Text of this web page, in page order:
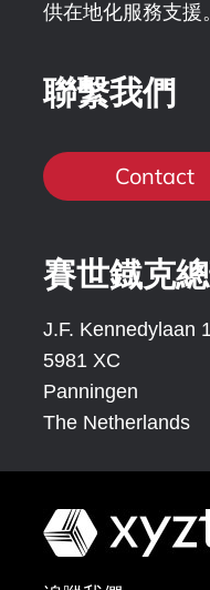
供在地化服務支援。
聯繫我們
Contact
賽世鐡克
J.F. Kennedylaan
5981 XC
Panningen
The Netherlands